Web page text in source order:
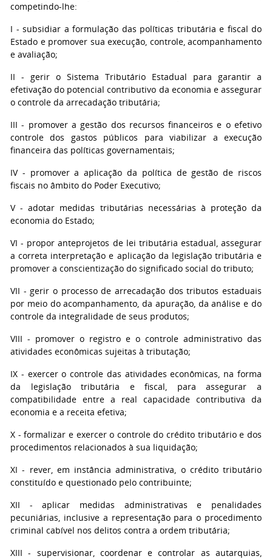
competindo-lhe:
I - subsidiar a formulação das políticas tributária e fiscal do
Estado e promover sua execução, controle, acompanhamento
e avaliação;
II - gerir o Sistema Tributário Estadual para garantir a
efetivação do potencial contributivo da economia e assegurar
o controle da arrecadação tributária;
III - promover a gestão dos recursos financeiros e o efetivo
controle dos gastos públicos para viabilizar a execução
financeira das políticas governamentais;
IV - promover a aplicação da política de gestão de riscos
fiscais no âmbito do Poder Executivo;
V - adotar medidas tributárias necessárias à proteção da
economia do Estado;
VI - propor anteprojetos de lei tributária estadual, assegurar
a correta interpretação e aplicação da legislação tributária e
promover a conscientização do significado social do tributo;
VII - gerir o processo de arrecadação dos tributos estaduais
por meio do acompanhamento, da apuração, da análise e do
controle da integralidade de seus produtos;
VIII - promover o registro e o controle administrativo das
atividades econômicas sujeitas à tributação;
IX - exercer o controle das atividades econômicas, na forma
da legislação tributária e fiscal, para assegurar a
compatibilidade entre a real capacidade contributiva da
economia e a receita efetiva;
X - formalizar e exercer o controle do crédito tributário e dos
procedimentos relacionados à sua liquidação;
XI - rever, em instância administrativa, o crédito tributário
constituído e questionado pelo contribuinte;
XII - aplicar medidas administrativas e penalidades
pecuniárias, inclusive a representação para o procedimento
criminal cabível nos delitos contra a ordem tributária;
XIII - supervisionar, coordenar e controlar as autarquias,